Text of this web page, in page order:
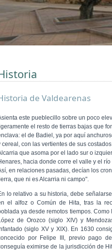
de Valdearenas
este pueblecillo sobre un poco
el resto de tierras bajas que
el de Badiel, ya por aquí
cereal, con las vertientes de sus
que asoma por el lado sur o
hacia donde corre el valle y el
en relaciones pasadas, decían los
que ni es Alcarria ni campo".
lo relativo a su historia, debe
el alfoz o Común de Hita, tras la
ya desde remotos tiempos.
de Orozco (siglo XIV) y
(siglo XV y XIX). En 1630
por Felipe III, previo pago
eximirse de la jurisdicción de